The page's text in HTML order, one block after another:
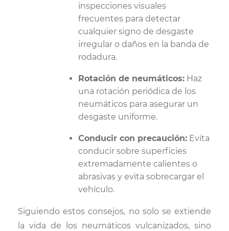
inspecciones visuales
frecuentes para detectar
cualquier signo de desgaste
irregular o daños en la banda de
rodadura.
Rotación de neumáticos: Haz
una rotación periódica de los
neumáticos para asegurar un
desgaste uniforme.
Conducir con precaución: Evita
conducir sobre superficies
extremadamente calientes o
abrasivas y evita sobrecargar el
vehículo.
Siguiendo estos consejos, no solo se extiende
la vida de los neumáticos vulcanizados, sino